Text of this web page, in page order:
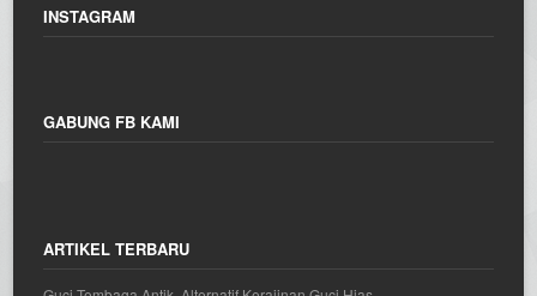
INSTAGRAM
GABUNG FB KAMI
ARTIKEL TERBARU